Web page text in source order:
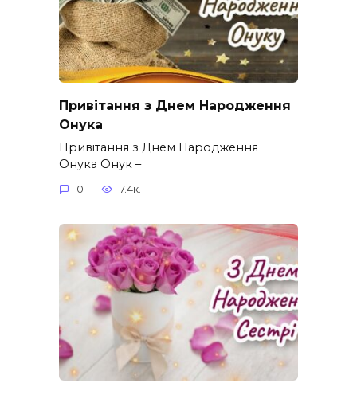
Привітання з Днем Народження
Онука
Привітання з Днем Народження
Онука Онук –
0 7.4к.